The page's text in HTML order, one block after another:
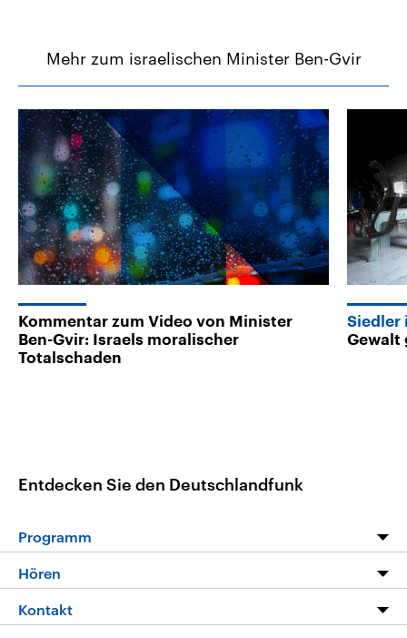
Mehr zum israelischen Minister Ben-Gvir
Kommentar zum Video von Minister
Ben-Gvir: Israels moralischer
Totalschaden
Siedler
Gewalt
Entdecken Sie den Deutschlandfunk
Programm
Programm
Die Nachrichten
Hören
Livestream
Kontakt